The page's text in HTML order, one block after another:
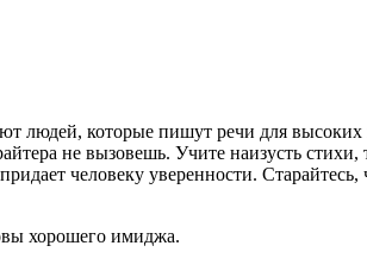
людей, которые пишут речи для высоких
не вызовешь. Учите наизусть стихи,
человеку уверенности.
хорошего имиджа.